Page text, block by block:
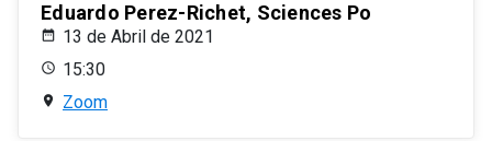
Eduardo Perez-Richet, Sciences Po
13 de Abril de 2021
15:30
Zoom